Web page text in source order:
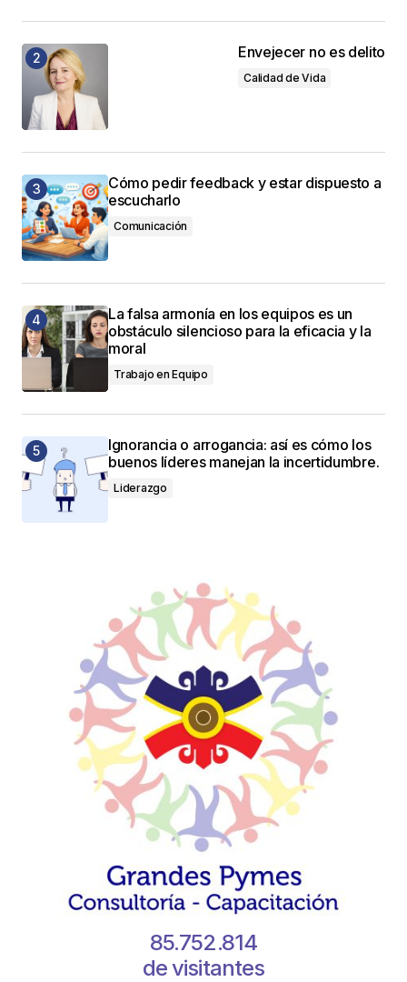
Envejecer no es delito
Calidad de Vida
Cómo pedir feedback y estar dispuesto a
escucharlo
Comunicación
La falsa armonía en los equipos es un
obstáculo silencioso para la eficacia y la
moral
Trabajo en Equipo
Ignorancia o arrogancia: así es cómo los
buenos líderes manejan la incertidumbre.
Liderazgo
85.752.814
de visitantes